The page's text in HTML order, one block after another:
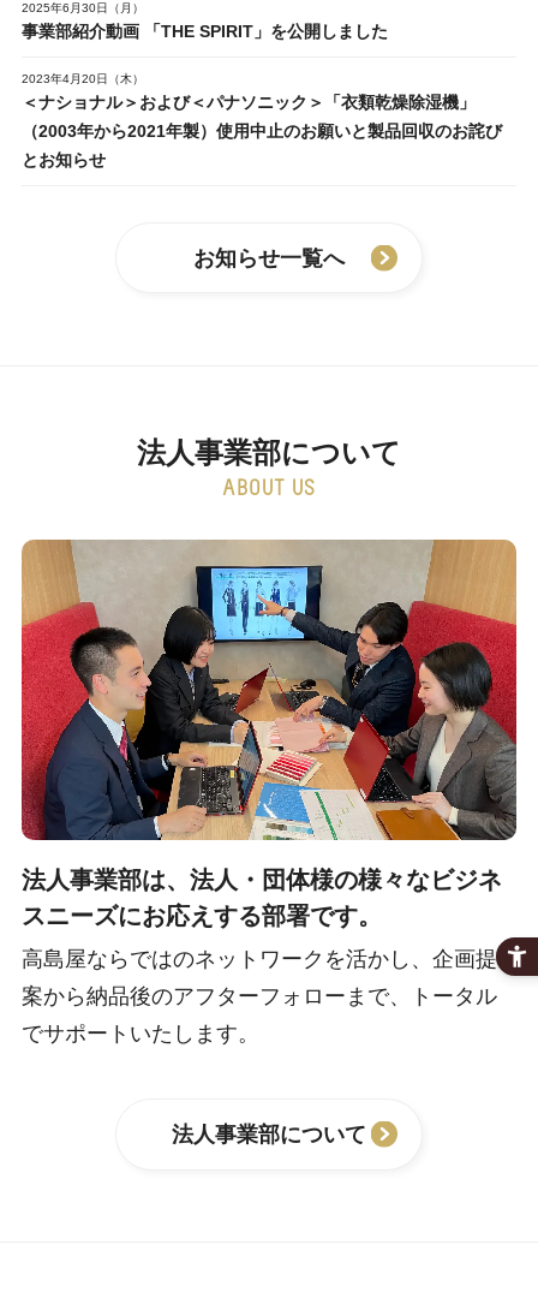
2025年6月30日（月）
事業部紹介動画 「THE SPIRIT」を公開しました
2023年4月20日（木）
＜ナショナル＞および＜パナソニック＞「衣類乾燥除湿機」
（2003年から2021年製）使用中止のお願いと製品回収のお詫び
とお知らせ
お知らせ一覧へ
法人事業部について
ABOUT US
法人事業部は、法人・団体様の様々なビジネ
スニーズにお応えする部署です。
高島屋ならではのネットワークを活かし、企画提
案から納品後のアフターフォローまで、トータル
でサポートいたします。
法人事業部について